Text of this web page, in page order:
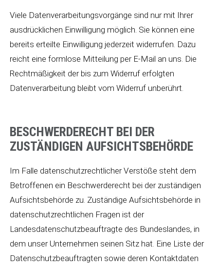
Viele Datenverarbeitungsvorgänge sind nur mit Ihrer
ausdrücklichen Einwilligung möglich. Sie können eine
bereits erteilte Einwilligung jederzeit widerrufen. Dazu
reicht eine formlose Mitteilung per E-Mail an uns. Die
Rechtmäßigkeit der bis zum Widerruf erfolgten
Datenverarbeitung bleibt vom Widerruf unberührt.
BESCHWERDERECHT BEI DER
ZUSTÄNDIGEN AUFSICHTSBEHÖRDE
Im Falle datenschutzrechtlicher Verstöße steht dem
Betroffenen ein Beschwerderecht bei der zuständigen
Aufsichtsbehörde zu. Zuständige Aufsichtsbehörde in
datenschutzrechtlichen Fragen ist der
Landesdatenschutzbeauftragte des Bundeslandes, in
dem unser Unternehmen seinen Sitz hat. Eine Liste der
Datenschutzbeauftragten sowie deren Kontaktdaten